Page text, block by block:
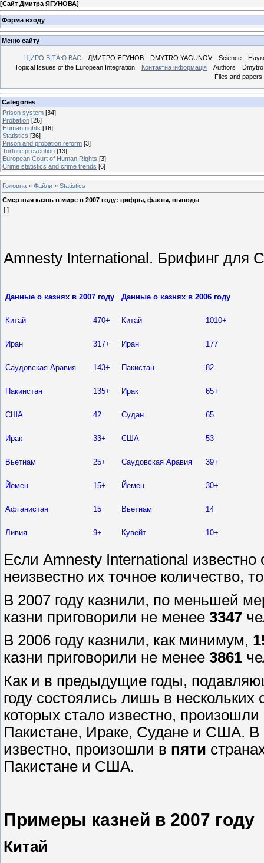
[Сайт Дмитра ЯГУНОВА]
Форма входу
Меню сайту
ЩИРО ВІТАЮ ВАС ДМИТРО ЯГУНОВ DMYTRO YAGUNOV Science
Topical Issues of the European Integration
Контактна інформація Authors
Files and papers
Categories
Prison system [34]
Probation [26]
Human rights [16]
Statistics [36]
Prison and probation reform [3]
Torture prevention [13]
European Court of Human Rights [3]
Crime statistics and crime trends [6]
Головна » Файли » Statistics
Смертная казнь в мире в 2007 году: цифры, факты, выводы
[ ]
Amnesty International. Брифинг для
Данные о казнях в 2007 году Данные о казнях в 2006 году
Китай 470+ Китай 1010+
Иран 317+ Иран 177
Саудовская Аравия 143+ Пакистан 82
Пакинстан 135+ Ирак 65+
США 42 Судан 65
Ирак 33+ США 53
Вьетнам 25+ Саудовская Аравия 39+
Йемен 15+ Йемен 30+
Афганистан 15 Вьетнам 14
Ливия 9+ Кувейт 10+
Если Amnesty International известно
неизвестно их точное количество,
В 2007 году казнили, по меньшей
казни приговорили не менее 3347
В 2006 году казнили, как минимум,
казни приговорили не менее 3861
Как и в предыдущие годы,
году состоялись лишь в
которых стало известно,
Пакистане, Ираке, Судане и США. В
известно, произошли в пяти
Пакистане и США.
Примеры казней в 2007 году
Китай